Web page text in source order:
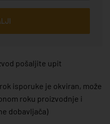
pošaljite upit
isporuke je okviran, može
roku proizvodnje i
dobavljača)